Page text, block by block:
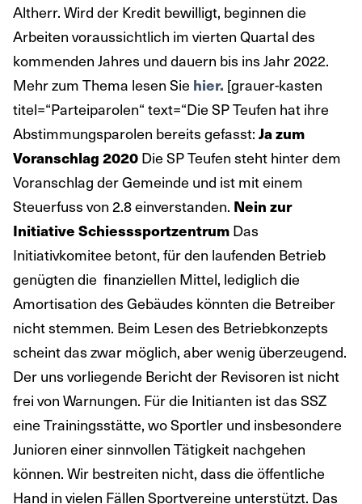
Altherr. Wird der Kredit bewilligt, beginnen die
Arbeiten voraussichtlich im vierten Quartal des
kommenden Jahres und dauern bis ins Jahr 2022.
Mehr zum Thema lesen Sie hier. [grauer-kasten
titel=“Parteiparolen“ text=“Die SP Teufen hat ihre
Abstimmungsparolen bereits gefasst: Ja zum
Voranschlag 2020 Die SP Teufen steht hinter dem
Voranschlag der Gemeinde und ist mit einem
Steuerfuss von 2.8 einverstanden. Nein zur
Initiative Schiesssportzentrum Das
Initiativkomitee betont, für den laufenden Betrieb
genügten die finanziellen Mittel, lediglich die
Amortisation des Gebäudes könnten die Betreiber
nicht stemmen. Beim Lesen des Betriebkonzepts
scheint das zwar möglich, aber wenig überzeugend.
Der uns vorliegende Bericht der Revisoren ist nicht
frei von Warnungen. Für die Initianten ist das SSZ
eine Trainingsstätte, wo Sportler und insbesondere
Junioren einer sinnvollen Tätigkeit nachgehen
können. Wir bestreiten nicht, dass die öffentliche
Hand in vielen Fällen Sportvereine unterstützt. Das